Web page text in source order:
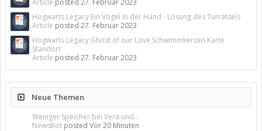
Hogwarts Legacy Ein Vogel in der Hand - Lösung des Türrätsels
Article posted 27. Februar 2023
Hogwarts Legacy Ghost of our Love Schwimmkerzen Karte
Standort
Article posted 27. Februar 2023
Neue Themen
Weniger Speicher bei Vera und...
NewsBot posted Vor 20 Minuten